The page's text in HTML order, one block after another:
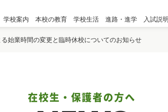
学校案内 本校の教育 学校生活 進路・進学 入試説
始業時間の変更と臨時休校についてのお知らせ
在校生・保護者の方へ